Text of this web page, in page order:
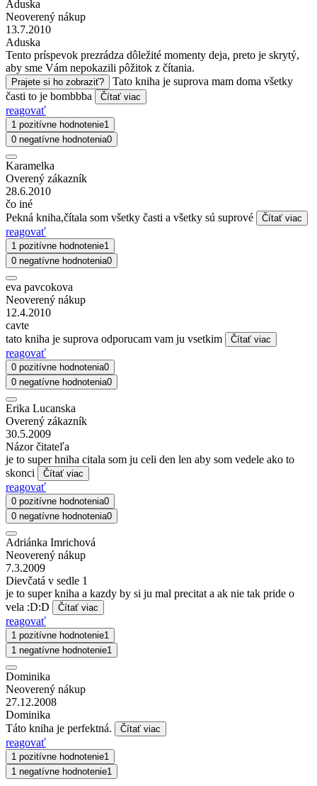
Aduska
Neoverený nákup
13.7.2010
Aduska
Tento príspevok prezrádza dôležité momenty deja, preto je skrytý,
aby sme Vám nepokazili pôžitok z čítania.
Prajete si ho zobraziť?
Tato kniha je suprova mam doma všetky
časti to je bombbba
Čítať viac
reagovať
1 pozitívne hodnotenie1
0 negatívne hodnotenia0
Karamelka
Overený zákazník
28.6.2010
čo iné
Pekná kniha,čítala som všetky časti a všetky sú suprové
Čítať viac
reagovať
1 pozitívne hodnotenie1
0 negatívne hodnotenia0
eva pavcokova
Neoverený nákup
12.4.2010
cavte
tato kniha je suprova odporucam vam ju vsetkim
Čítať viac
reagovať
0 pozitívne hodnotenia0
0 negatívne hodnotenia0
Erika Lucanska
Overený zákazník
30.5.2009
Názor čitateľa
je to super hniha citala som ju celi den len aby som vedele ako to
skonci
Čítať viac
reagovať
0 pozitívne hodnotenia0
0 negatívne hodnotenia0
Adriánka Imrichová
Neoverený nákup
7.3.2009
Dievčatá v sedle 1
je to super kniha a kazdy by si ju mal precitat a ak nie tak pride o
vela :D:D
Čítať viac
reagovať
1 pozitívne hodnotenie1
1 negatívne hodnotenie1
Dominika
Neoverený nákup
27.12.2008
Dominika
Táto kniha je perfektná.
Čítať viac
reagovať
1 pozitívne hodnotenie1
1 negatívne hodnotenie1